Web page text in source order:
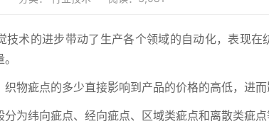
术的进步带动了生产各个领域的自动化，表现在
疵点的多少直接影响到产品的价格的高低，进而
纬向疵点、经向疵点、区域类疵点和离散类疵点